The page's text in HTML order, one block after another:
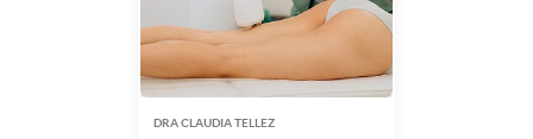
DRA CLAUDIA TELLEZ